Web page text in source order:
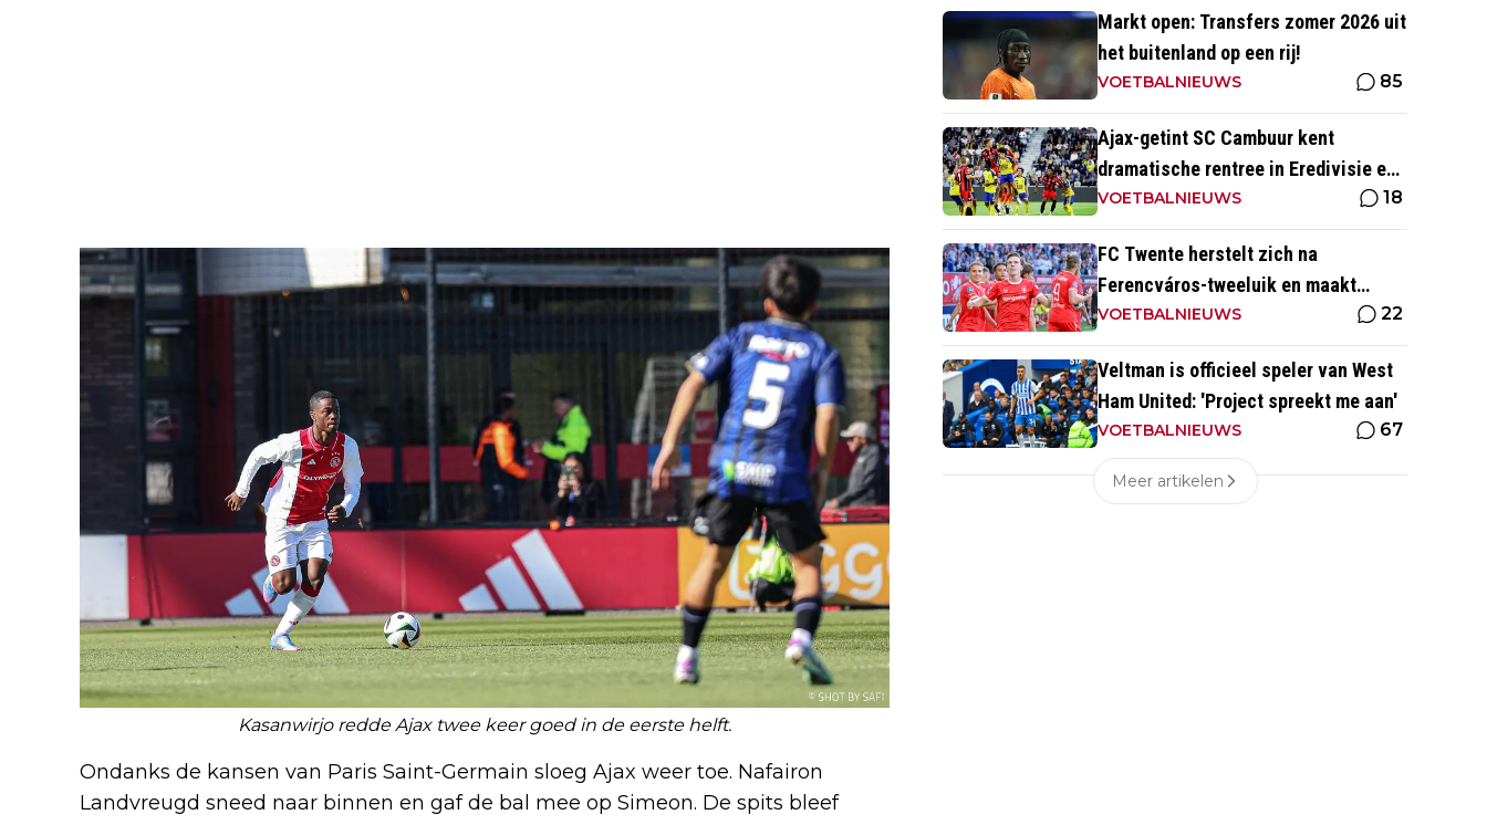
Kasanwirjo redde Ajax twee keer goed in de eerste helft.
Ondanks de kansen van Paris Saint-Germain sloeg Ajax weer toe. Nafairon
Landvreugd sneed naar binnen en gaf de bal mee op Simeon. De spits bleef
Markt open: Transfers zomer 2026 uit
het buitenland op een rij!
VOETBALNIEUWS 85
Ajax-getint SC Cambuur kent
dramatische rentree in Eredivisie en
krijgt pak slaag in eigen huis
VOETBALNIEUWS 18
FC Twente herstelt zich na
Ferencváros-tweeluik en maakt
gehakt van Slowaakse opponent
VOETBALNIEUWS 22
Veltman is officieel speler van West
Ham United: 'Project spreekt me aan'
VOETBALNIEUWS 67
Meer artikelen